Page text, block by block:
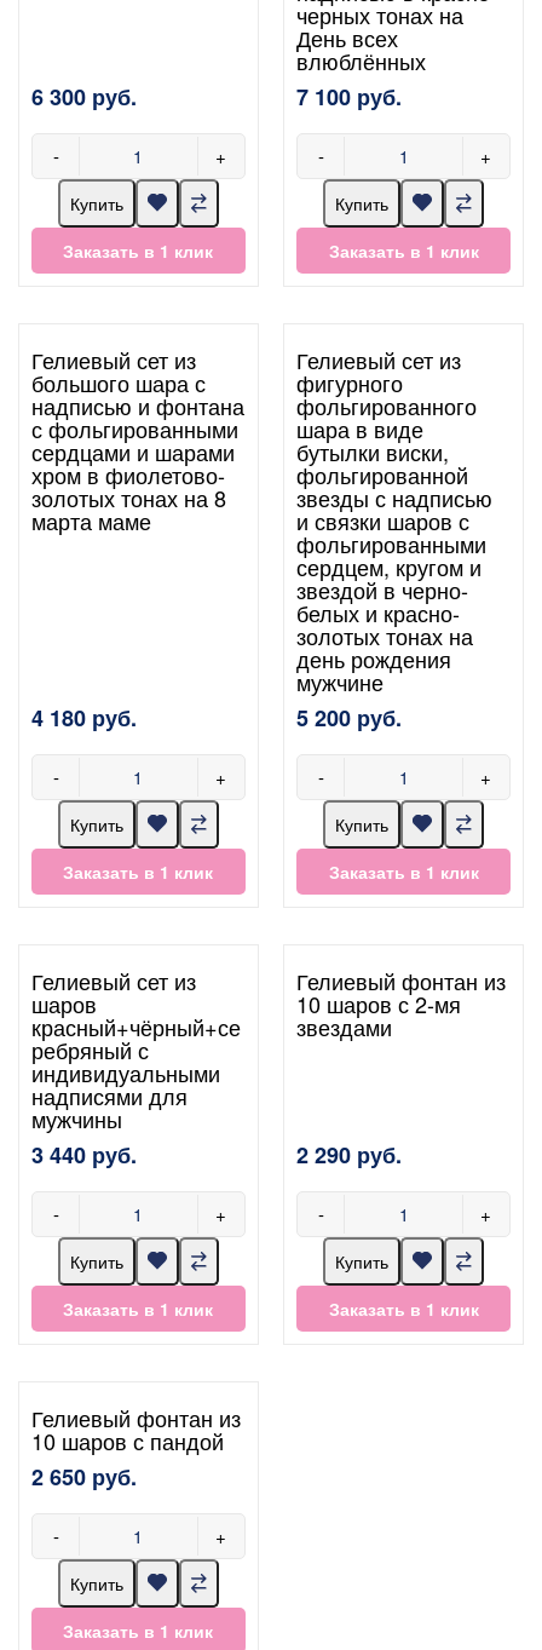
6 300 руб.
- +
Купить
Заказать в 1 клик
черных тонах на
День всех
влюблённых
7 100 руб.
- +
Купить
Заказать в 1 клик
Гелиевый сет из
большого шара с
надписью и фонтана
с фольгированными
сердцами и шарами
хром в фиолетово-
золотых тонах на 8
марта маме
4 180 руб.
- +
Купить
Заказать в 1 клик
Гелиевый сет из
фигурного
фольгированного
шара в виде
бутылки виски,
фольгированной
звезды с надписью
и связки шаров с
фольгированными
сердцем, кругом и
звездой в черно-
белых и красно-
золотых тонах на
день рождения
мужчине
5 200 руб.
- +
Купить
Заказать в 1 клик
Гелиевый сет из
шаров
красный+чёрный+се
ребряный с
индивидуальными
надписями для
мужчины
3 440 руб.
- +
Купить
Заказать в 1 клик
Гелиевый фонтан из
10 шаров с 2-мя
звездами
2 290 руб.
- +
Купить
Заказать в 1 клик
Гелиевый фонтан из
10 шаров с пандой
2 650 руб.
- +
Купить
Заказать в 1 клик